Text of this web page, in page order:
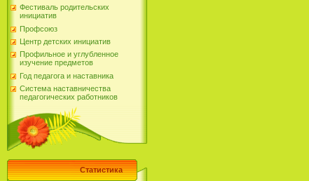
Фестиваль родительских
инициатив
Профсоюз
Центр детских инициатив
Профильное и углубленное
изучение предметов
Год педагога и наставника
Система наставничества
педагогических работников
Статистика